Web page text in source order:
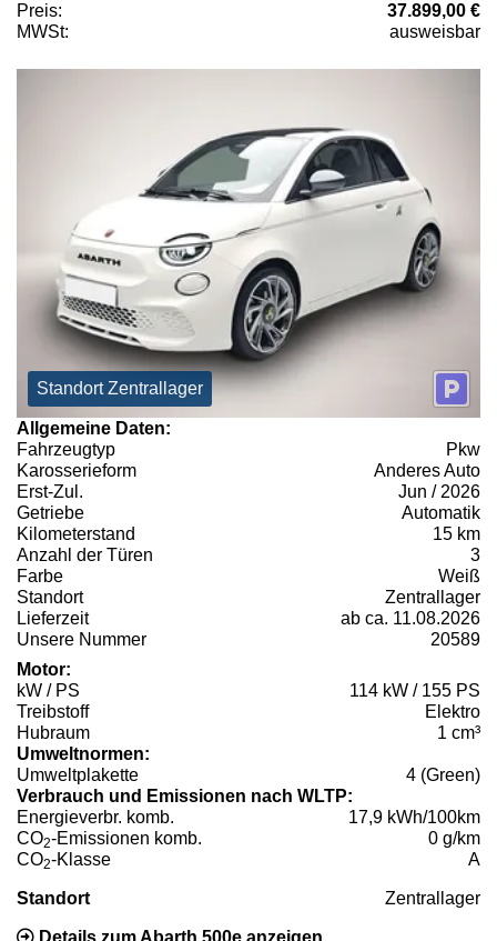
Preis:
37.899,00 €
MWSt:
ausweisbar
Standort Zentrallager
Allgemeine Daten:
Fahrzeugtyp
Pkw
Karosserieform
Anderes Auto
Erst-Zul.
Jun / 2026
Getriebe
Automatik
Kilometerstand
15 km
Anzahl der Türen
3
Farbe
Weiß
Standort
Zentrallager
Lieferzeit
ab ca. 11.08.2026
Unsere Nummer
20589
Motor:
kW / PS
114 kW / 155 PS
Treibstoff
Elektro
Hubraum
1 cm³
Umweltnormen:
Umweltplakette
4 (Green)
Verbrauch und Emissionen nach WLTP:
Energieverbr. komb.
17,9 kWh/100km
CO2-Emissionen komb.
0 g/km
CO2-Klasse A
Standort Zentrallager
Details zum Abarth 500e anzeigen